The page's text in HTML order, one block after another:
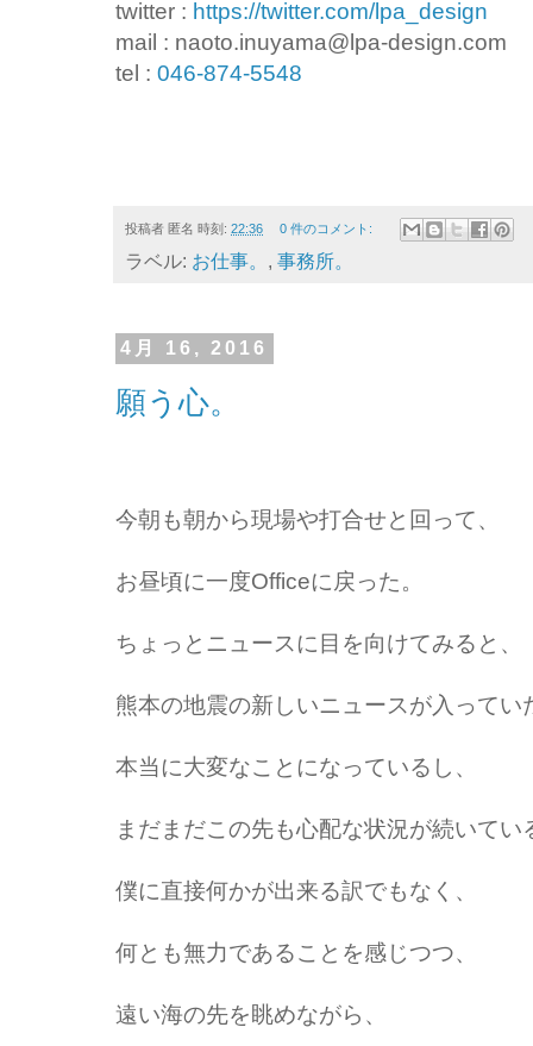
twitter : https://twitter.com/lpa_design
mail : naoto.inuyama@lpa-design.com
tel : 046-874-5548
投稿者 匿名 時刻: 22:36 0 件のコメント:
ラベル: お仕事。 , 事務所。
4月 16, 2016
願う心。
今朝も朝から現場や打合せと回って、
お昼頃に一度Officeに戻った。
ちょっとニュースに目を向けてみると、
熊本の地震の新しいニュースが入ってい
本当に大変なことになっているし、
まだまだこの先も心配な状況が続いてい
僕に直接何かが出来る訳でもなく、
何とも無力であることを感じつつ、
遠い海の先を眺めながら、